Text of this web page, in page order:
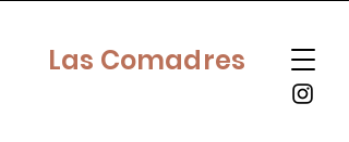
Las Comadres